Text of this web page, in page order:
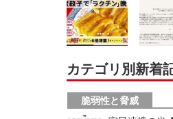
カテゴリ別新着
脆弱性と脅威